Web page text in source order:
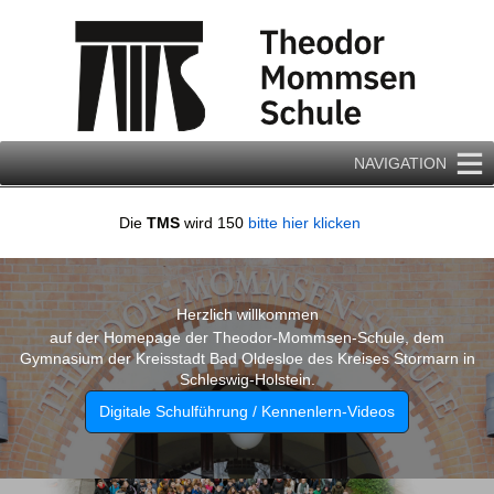
NAVIGATION
Die TMS wird 150 bitte hier klicken
Herzlich willkommen
auf der Homepage der Theodor-Mommsen-Schule, dem
Gymnasium der Kreisstadt Bad Oldesloe des Kreises Stormarn in
Schleswig-Holstein.
Digitale Schulführung / Kennenlern-Videos